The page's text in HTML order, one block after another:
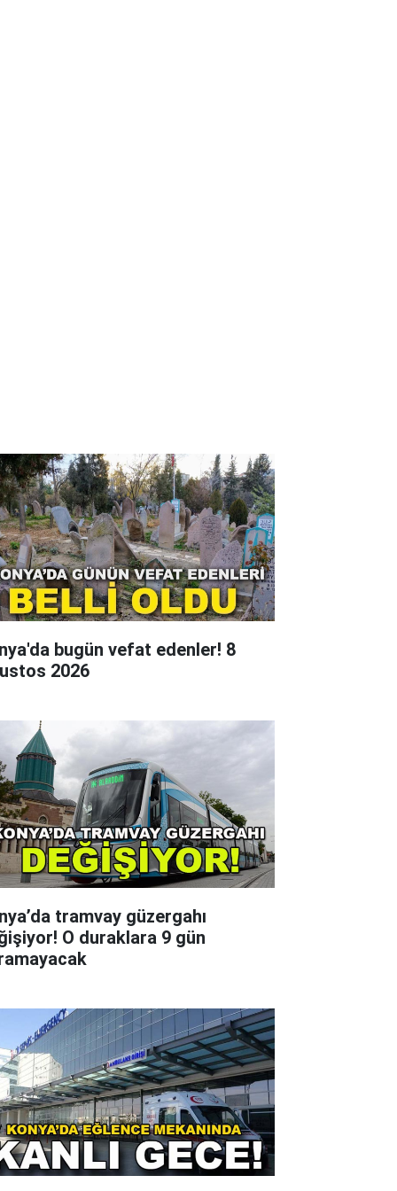
bugün vefat edenler! 8
2026
tramvay güzergahı
O duraklara 9 gün